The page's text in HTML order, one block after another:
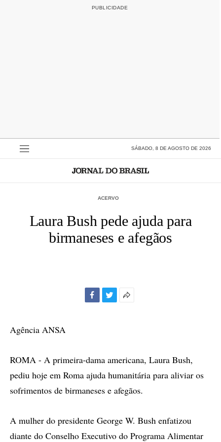
SÁBADO, 8 DE AGOSTO DE 2026
ACERVO
Laura Bush pede ajuda para
birmaneses e afegãos
Agência ANSA
ROMA - A primeira-dama americana, Laura Bush,
pediu hoje em Roma ajuda humanitária para aliviar os
sofrimentos de birmaneses e afegãos.
A mulher do presidente George W. Bush enfatizou
diante do Conselho Executivo do Programa Alimentar